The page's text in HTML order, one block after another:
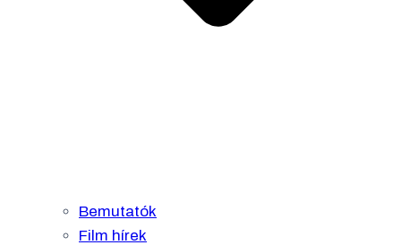
Bemutatók
Film hírek